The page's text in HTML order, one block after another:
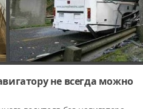
не всегда можно